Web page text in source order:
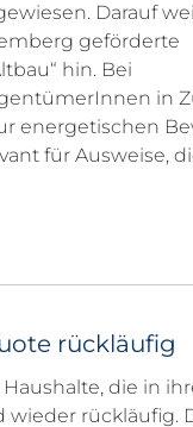
Darauf
geförderte
hin. Bei
in
energetischen
für Ausweise,
rückläufig
die in
wieder rückläufig.